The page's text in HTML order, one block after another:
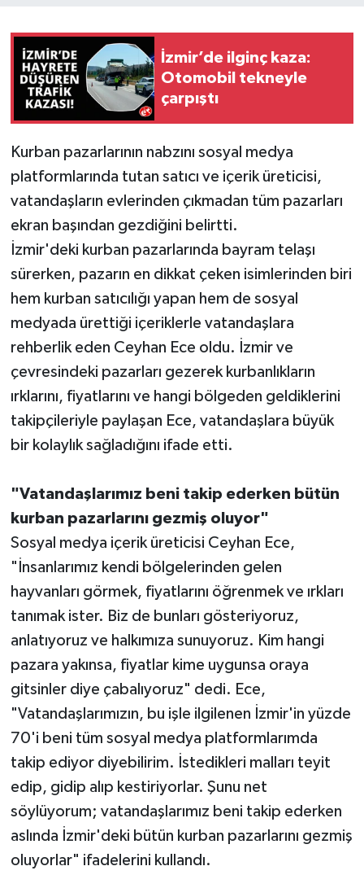
İzmir’de ilginç kaza:
Otomobil tekneyle
çarpıştı
Kurban pazarlarının nabzını sosyal medya
platformlarında tutan satıcı ve içerik üreticisi,
vatandaşların evlerinden çıkmadan tüm pazarları
ekran başından gezdiğini belirtti.
İzmir'deki kurban pazarlarında bayram telaşı
sürerken, pazarın en dikkat çeken isimlerinden biri
hem kurban satıcılığı yapan hem de sosyal
medyada ürettiği içeriklerle vatandaşlara
rehberlik eden Ceyhan Ece oldu. İzmir ve
çevresindeki pazarları gezerek kurbanlıkların
ırklarını, fiyatlarını ve hangi bölgeden geldiklerini
takipçileriyle paylaşan Ece, vatandaşlara büyük
bir kolaylık sağladığını ifade etti.
"Vatandaşlarımız beni takip ederken bütün
kurban pazarlarını gezmiş oluyor"
Sosyal medya içerik üreticisi Ceyhan Ece,
"İnsanlarımız kendi bölgelerinden gelen
hayvanları görmek, fiyatlarını öğrenmek ve ırkları
tanımak ister. Biz de bunları gösteriyoruz,
anlatıyoruz ve halkımıza sunuyoruz. Kim hangi
pazara yakınsa, fiyatlar kime uygunsa oraya
gitsinler diye çabalıyoruz" dedi. Ece,
"Vatandaşlarımızın, bu işle ilgilenen İzmir'in yüzde
70'i beni tüm sosyal medya platformlarımda
takip ediyor diyebilirim. İstedikleri malları teyit
edip, gidip alıp kestiriyorlar. Şunu net
söylüyorum; vatandaşlarımız beni takip ederken
aslında İzmir'deki bütün kurban pazarlarını gezmiş
oluyorlar" ifadelerini kullandı.